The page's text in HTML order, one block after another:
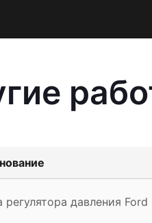
регулятора давления